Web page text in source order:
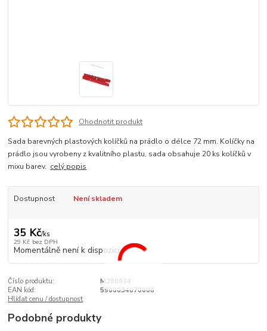
Ohodnotit produkt
Sada barevných plastových kolíčků na prádlo o délce 72 mm. Kolíčky na
prádlo jsou vyrobeny z kvalitního plastu, sada obsahuje 20 ks kolíčků v
mixu barev. celý popis
Dostupnost Není skladem
35 Kč/ks
29 Kč bez DPH
Momentálně není k dispozici
Číslo produktu:
M280934
EAN kód:
5900034070008
Hlídat cenu / dostupnost
Podobné produkty